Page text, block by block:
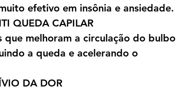
efetivo em insônia e ansiedade.
QUEDA CAPILAR
que melhoram a circulação do bulbo
a queda e acelerando o
DA DOR